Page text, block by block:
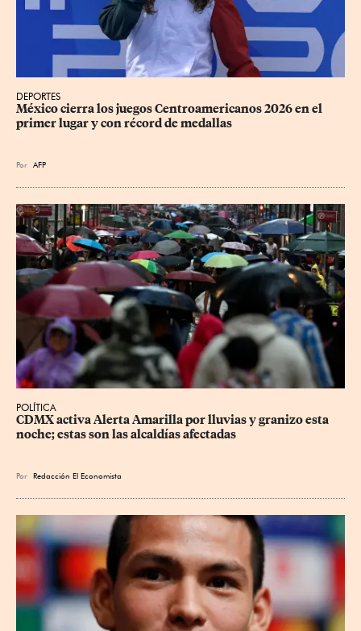
DEPORTES
México cierra los juegos Centroamericanos 2026 en el
primer lugar y con récord de medallas
Por AFP
POLÍTICA
CDMX activa Alerta Amarilla por lluvias y granizo esta
noche; estas son las alcaldías afectadas
Por Redacción El Economista